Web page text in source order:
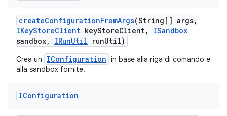
createConfigurationFromArgs(String[] args,
IKeyStoreClient keyStoreClient,
ISandbox
sandbox, IRunUtil runUtil)
Crea un IConfiguration in base alla riga di comando e
alla sandbox fornite.
IConfiguration